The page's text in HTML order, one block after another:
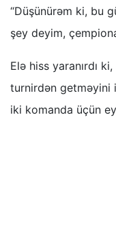
“Düşünürəm ki, bu
şey deyim,
Elə hiss yaranırdı
turnirdən getməyini
iki komanda üçün